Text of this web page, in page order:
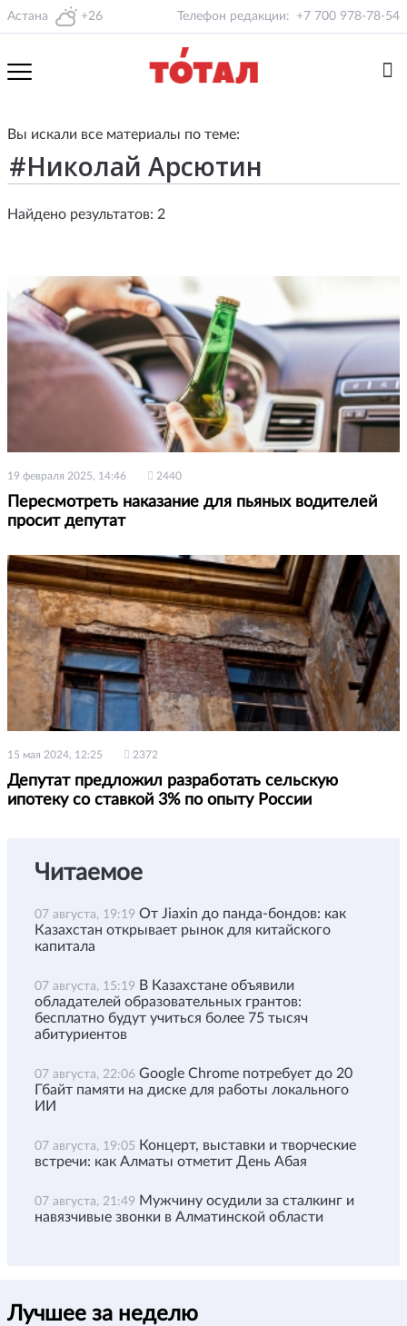
Астана +26 Телефон редакции: +7 700 978-78-54
Вы искали все материалы по теме:
Найдено результатов: 2
19 февраля 2025, 14:46 2440
Пересмотреть наказание для пьяных водителей
просит депутат
15 мая 2024, 12:25 2372
Депутат предложил разработать сельскую
ипотеку со ставкой 3% по опыту России
Читаемое
07 августа, 19:19 От Jiaxin до панда-бондов: как
Казахстан открывает рынок для китайского
капитала
07 августа, 15:19 В Казахстане объявили
обладателей образовательных грантов:
бесплатно будут учиться более 75 тысяч
абитуриентов
07 августа, 22:06 Google Chrome потребует до 20
Гбайт памяти на диске для работы локального
ИИ
07 августа, 19:05 Концерт, выставки и творческие
встречи: как Алматы отметит День Абая
07 августа, 21:49 Мужчину осудили за сталкинг и
навязчивые звонки в Алматинской области
Лучшее за неделю